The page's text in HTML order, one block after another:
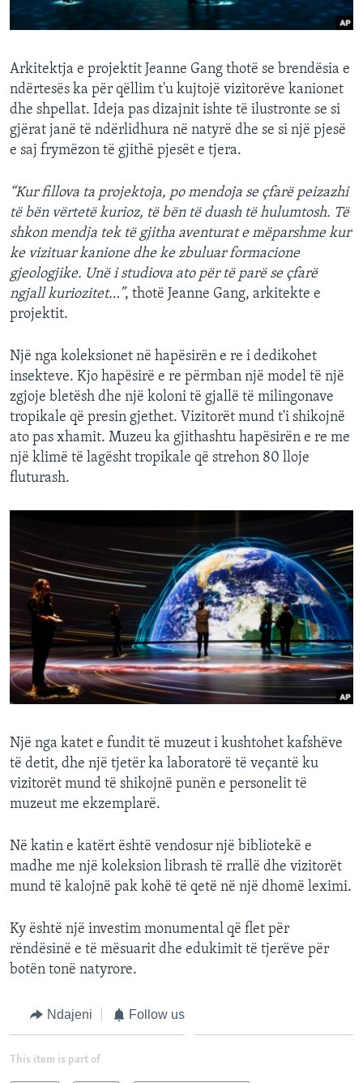
Arkitektja e projektit Jeanne Gang thotë se brendësia e
ndërtesës ka për qëllim t'u kujtojë vizitorëve kanionet
dhe shpellat. Ideja pas dizajnit ishte të ilustronte se si
gjërat janë të ndërlidhura në natyrë dhe se si një pjesë
e saj frymëzon të gjithë pjesët e tjera.
“Kur fillova ta projektoja, po mendoja se çfarë peizazhi
të bën vërtetë kurioz, të bën të duash të hulumtosh. Të
shkon mendja tek të gjitha aventurat e mëparshme kur
ke vizituar kanione dhe ke zbuluar formacione
gjeologjike. Unë i studiova ato për të parë se çfarë
ngjall kuriozitet…”, thotë Jeanne Gang, arkitekte e
projektit.
Një nga koleksionet në hapësirën e re i dedikohet
insekteve. Kjo hapësirë e re përmban një model të një
zgjoje bletësh dhe një koloni të gjallë të milingonave
tropikale që presin gjethet. Vizitorët mund t'i shikojnë
ato pas xhamit. Muzeu ka gjithashtu hapësirën e re me
një klimë të lagësht tropikale që strehon 80 lloje
fluturash.
Një nga katet e fundit të muzeut i kushtohet kafshëve
të detit, dhe një tjetër ka laboratorë të veçantë ku
vizitorët mund të shikojnë punën e personelit të
muzeut me ekzemplarë.
Në katin e katërt është vendosur një bibliotekë e
madhe me një koleksion librash të rrallë dhe vizitorët
mund të kalojnë pak kohë të qetë në një dhomë leximi.
Ky është një investim monumental që flet për
rëndësinë e të mësuarit dhe edukimit të tjerëve për
botën tonë natyrore.
Ndajeni Follow us
This item is part of